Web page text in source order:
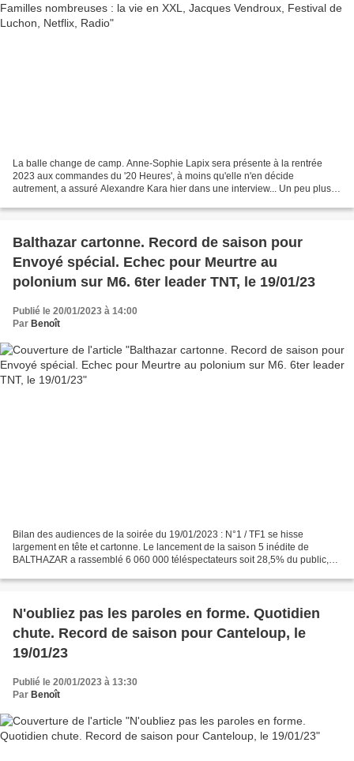
La balle change de camp. Anne-Sophie Lapix sera présente à la rentrée
2023 aux commandes du '20 Heures', à moins qu'elle n'en décide
autrement, a assuré Alexandre Kara hier dans une interview... Un peu plus
Balthazar cartonne. Record de saison pour
Envoyé spécial. Echec pour Meurtre au
polonium sur M6. 6ter leader TNT, le 19/01/23
Publié le 20/01/2023 à 14:00
Par Benoît
Bilan des audiences de la soirée du 19/01/2023 : N°1 / TF1 se hisse
largement en tête et cartonne. Le lancement de la saison 5 inédite de
BALTHAZAR a rassemblé 6 060 000 téléspectateurs soit 28,5% du public,
N'oubliez pas les paroles en forme. Quotidien
chute. Record de saison pour Canteloup, le
19/01/23
Publié le 20/01/2023 à 13:30
Par Benoît